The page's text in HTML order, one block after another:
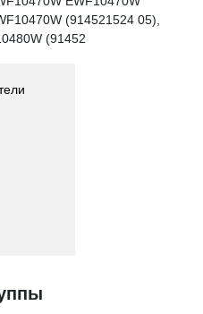
(914521524 05),
(91452